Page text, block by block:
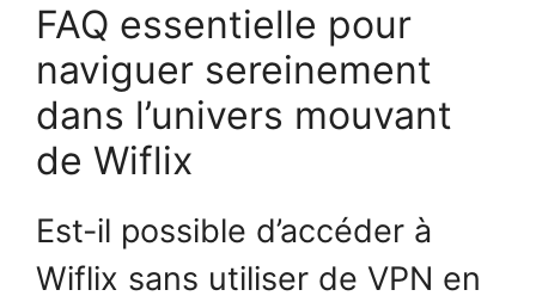
FAQ essentielle pour
naviguer sereinement
dans l’univers mouvant
de Wiflix
Est-il possible d’accéder à
Wiflix sans utiliser de VPN en